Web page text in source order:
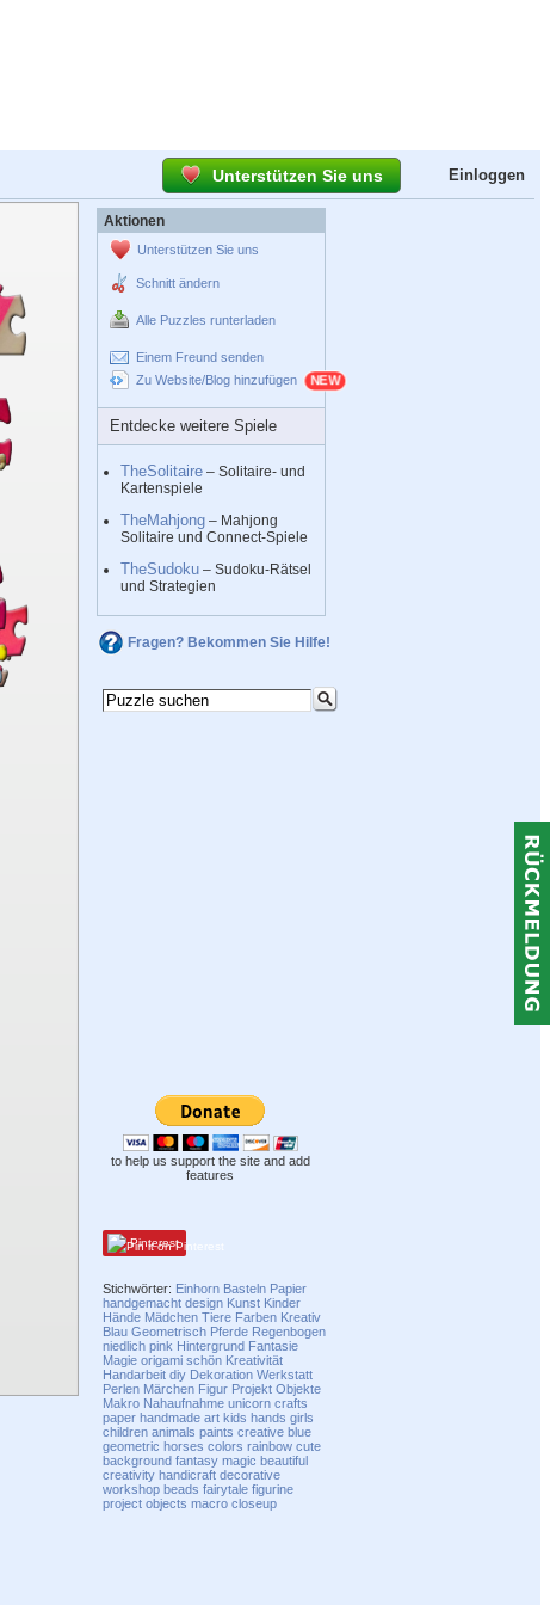
Unterstützen Sie uns Einloggen
Aktionen
Unterstützen Sie uns
Schnitt ändern
Alle Puzzles runterladen
Einem Freund senden
Zu Website/Blog hinzufügen
Entdecke weitere Spiele
TheSolitaire – Solitaire- und
Kartenspiele
TheMahjong – Mahjong
Solitaire und Connect-Spiele
TheSudoku – Sudoku-Rätsel
und Strategien
Fragen? Bekommen Sie Hilfe!
to help us support the site and add
features
Pinterest
Stichwörter: Einhorn Basteln Papier
handgemacht design Kunst Kinder
Hände Mädchen Tiere Farben Kreativ
Blau Geometrisch Pferde Regenbogen
niedlich pink Hintergrund Fantasie
Magie origami schön Kreativität
Handarbeit diy Dekoration Werkstatt
Perlen Märchen Figur Projekt Objekte
Makro Nahaufnahme unicorn crafts
paper handmade art kids hands girls
children animals paints creative blue
geometric horses colors rainbow cute
background fantasy magic beautiful
creativity handicraft decorative
workshop beads fairytale figurine
project objects macro closeup